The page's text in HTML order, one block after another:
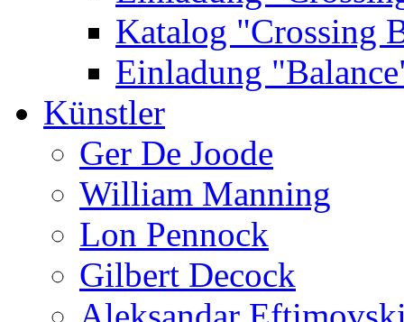
Katalog "Crossing
Einladung
Künstler
Ger De Joode
William Manning
Lon Pennock
Gilbert Decock